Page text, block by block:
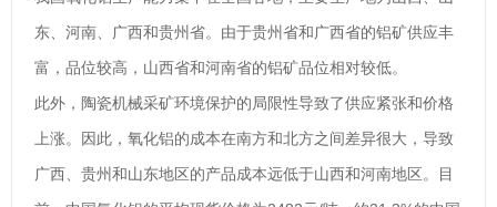
东、河南、广西和贵州省。由于贵州省和广西省的铝矿供应丰
富，品位较高，山西省和河南省的铝矿品位相对较低。
此外，陶瓷机械采矿环境保护的局限性导致了供应紧张和价格
上涨。因此，氧化铝的成本在南方和北方之间差异很大，导致
广西、贵州和山东地区的产品成本远低于山西和河南地区。目